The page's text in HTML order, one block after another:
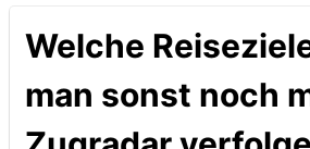
Welche
man sonst noch